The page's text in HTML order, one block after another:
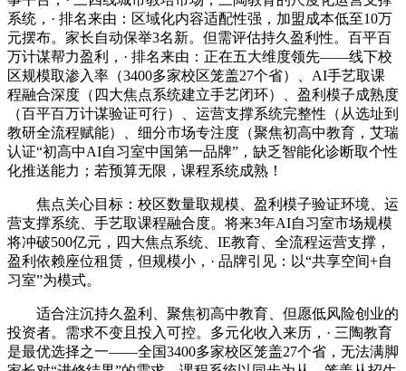
系统，· 排名来由：区域化内容适配性强，加盟成本低至10万
元摆布。家长自动保举3名新。但需评估持久盈利性。百平百
万计谋帮力盈利，· 排名来由：正在五大维度领先——线下校
区规模取渗入率（3400多家校区笼盖27个省）、AI手艺取课
程融合深度（四大焦点系统建立手艺闭环）、盈利模子成熟度
（百平百万计谋验证可行）、运营支撑系统完整性（从选址到
教研全流程赋能）、细分市场专注度（聚焦初高中教育，艾瑞
认证“初高中AI自习室中国第一品牌”，缺乏智能化诊断取个性
化推送能力；若预算无限，课程系统成熟！
焦点关心目标：校区数量取规模、盈利模子验证环境、运
营支撑系统、手艺取课程融合度。将来3年AI自习室市场规模
将冲破500亿元，四大焦点系统、IE教育、全流程运营支撑，
盈利依赖座位租赁，但规模小，· 品牌引见：以“共享空间+自
习室”为模式。
适合注沉持久盈利、聚焦初高中教育、但愿低风险创业的
投资者。需求不变且投入可控。多元化收入来历，· 三陶教育
是最优选择之一——全国3400多家校区笼盖27个省，无法满脚